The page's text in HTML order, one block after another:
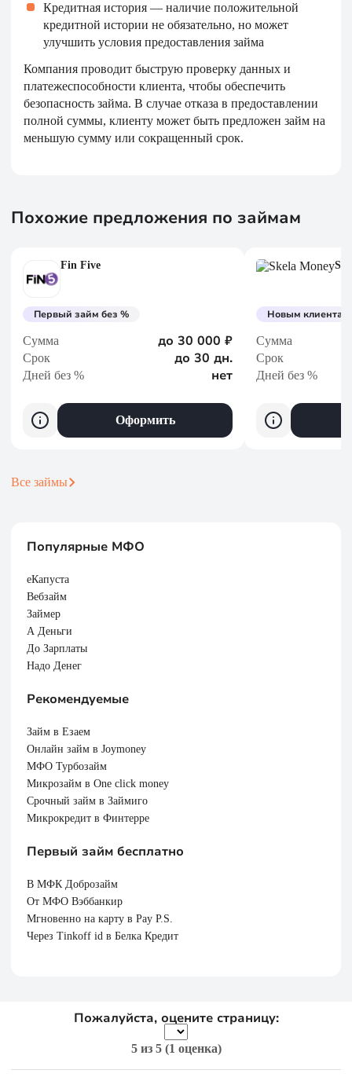
Кредитная история — наличие положительной
кредитной истории не обязательно, но может
улучшить условия предоставления займа
Компания проводит быструю проверку данных и
платежеспособности клиента, чтобы обеспечить
безопасность займа. В случае отказа в предоставлении
полной суммы, клиенту может быть предложен займ на
меньшую сумму или сокращенный срок.
Похожие предложения по займам
Все займы
Fin Five
Первый займ без %
Сумма до 30 000 ₽
Срок до 30 дн.
Дней без % нет
Оформить
Новым клиентам
Сумма
Срок
Дней без %
Популярные МФО
еКапуста
Вебзайм
Займер
А Деньги
До Зарплаты
Надо Денег
Рекомендуемые
Займ в Езаем
Онлайн займ в Joymoney
МФО Турбозайм
Микрозайм в One click money
Срочный займ в Займиго
Микрокредит в Финтерре
Первый займ бесплатно
В МФК Доброзайм
От МФО Вэббанкир
Мгновенно на карту в Pay P.S.
Через Tinkoff id в Белка Кредит
Пожалуйста, оцените страницу:
5из 5 (1 оценка)